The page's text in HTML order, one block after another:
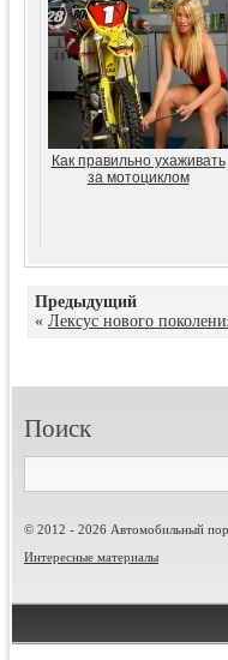
Как правильно ухаживать
за мотоциклом
Предыдущий
« Лексус нового
Поиск
© 2012 - 2026 Автомобильный
Интересные материалы